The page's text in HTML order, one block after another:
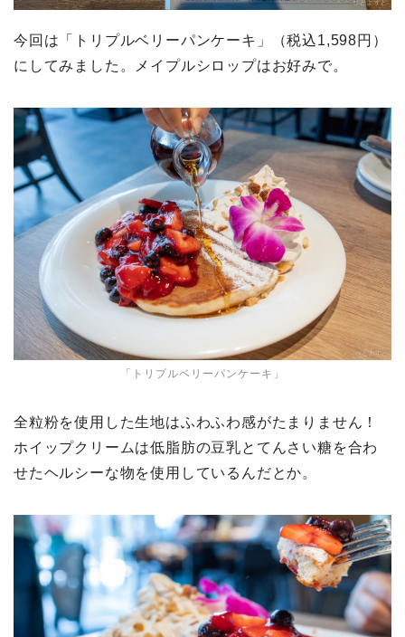
今回は「トリプルベリーパンケーキ」（税込1,598円）
にしてみました。メイプルシロップはお好みで。
「トリプルベリーパンケーキ」
全粒粉を使用した生地はふわふわ感がたまりません！
ホイップクリームは低脂肪の豆乳とてんさい糖を合わ
せたヘルシーな物を使用しているんだとか。